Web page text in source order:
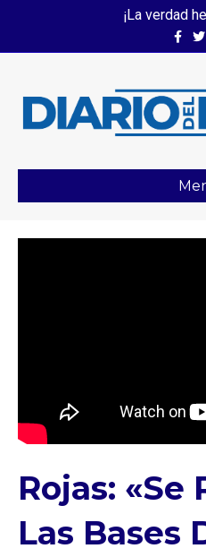
¡La verdad
Facebook
Rojas: «Se
Las Bases